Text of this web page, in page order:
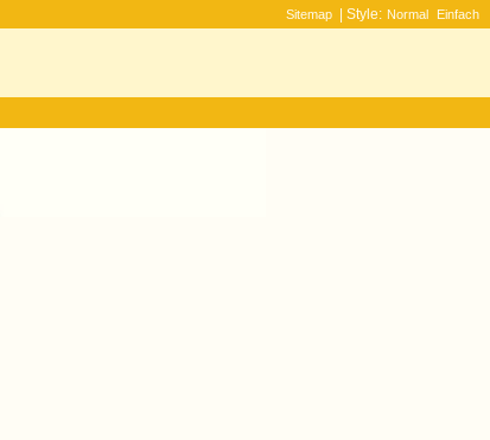
Sitemap | Style: Normal Einfach